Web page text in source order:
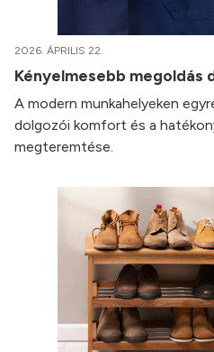
2026. ÁPRILIS 22.
Kényelmesebb megoldás
A modern munkahelyeken
dolgozói komfort és a
megteremtése.